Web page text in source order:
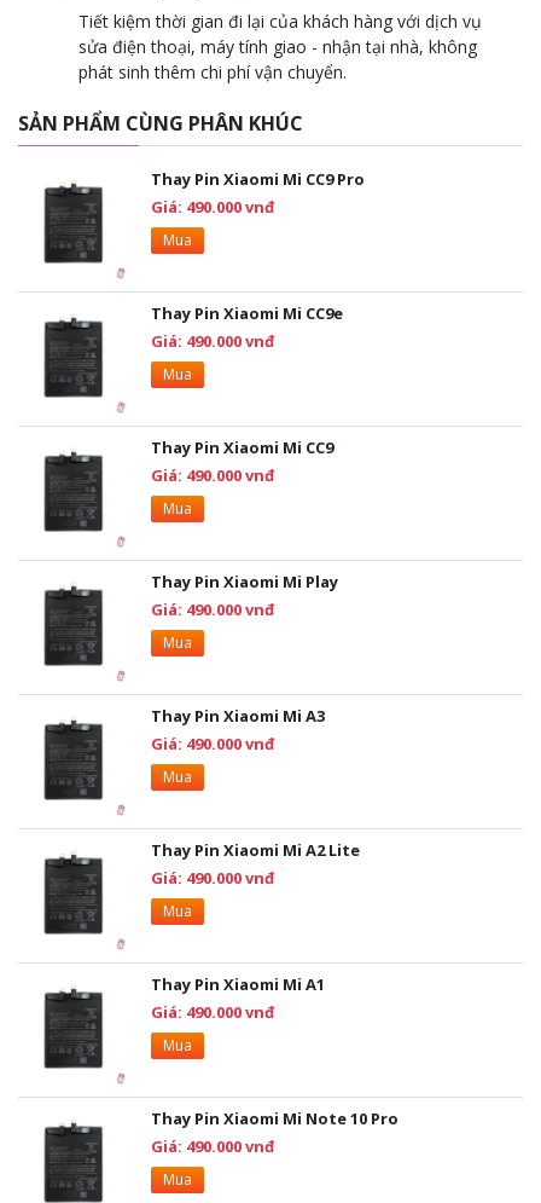
Tiết kiệm thời gian đi lại của khách hàng với dịch vụ
sửa điện thoại, máy tính giao - nhận tại nhà, không
phát sinh thêm chi phí vận chuyển.
SẢN PHẨM CÙNG PHÂN KHÚC
Thay Pin Xiaomi Mi CC9 Pro
Giá: 490.000 vnđ
Mua
Thay Pin Xiaomi Mi CC9e
Giá: 490.000 vnđ
Mua
Thay Pin Xiaomi Mi CC9
Giá: 490.000 vnđ
Mua
Thay Pin Xiaomi Mi Play
Giá: 490.000 vnđ
Mua
Thay Pin Xiaomi Mi A3
Giá: 490.000 vnđ
Mua
Thay Pin Xiaomi Mi A2 Lite
Giá: 490.000 vnđ
Mua
Thay Pin Xiaomi Mi A1
Giá: 490.000 vnđ
Mua
Thay Pin Xiaomi Mi Note 10 Pro
Giá: 490.000 vnđ
Mua